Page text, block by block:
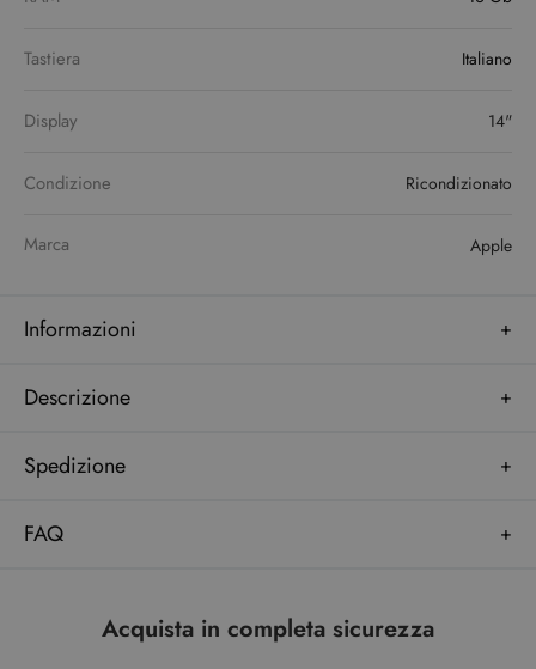
Informazioni
Descrizione
Spedizione
FAQ
Tastiera Italiano
Display 14"
Condizione Ricondizionato
Marca Apple
Acquista in completa sicurezza